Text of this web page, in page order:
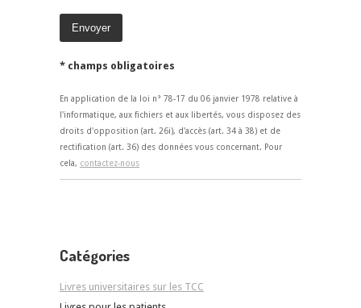
* champs obligatoires
En application de la loi n° 78-17 du 06 janvier 1978 relative à
l'informatique, aux fichiers et aux libertés, vous disposez des
droits d'opposition (art. 26i), d'accès (art. 34 à 38) et de
rectification (art. 36) des données vous concernant. Pour
cela, contactez-nous
Catégories
Livres universitaires sur les TCC